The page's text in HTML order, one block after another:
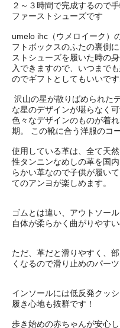
２～３時間で完成するので
ファーストシューズです
umelo ihc（ウメロイーク）
フトボックスのふたの裏側
ストシューズを履いた時の
入できますので、いつまで
のでギフトとしてもいいです
沢山の星が散りばめられた
な星のデザインが堪らなく
色々なデザインのものが着
期。 この靴に合う洋服のコ
使用している革は、全て天
性タンニンなめしの革を国
らかい革なので子供が履い
てのアンヨが楽しめます。
ゴムとは違い、アウトソー
自体が柔らかく曲がりやす
ただ、革だと滑りやすく、
くなるので滑り止めのパー
インソールには低反発クッ
履き心地も抜群です！
歩き始めの赤ちゃんが安心